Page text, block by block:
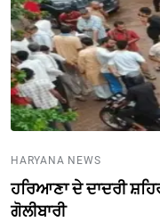
HARYANA NEWS
ਹਰਿਆਣਾ ਦੇ ਦਾਦਰੀ
ਗੋਲੀਬਾਰੀ